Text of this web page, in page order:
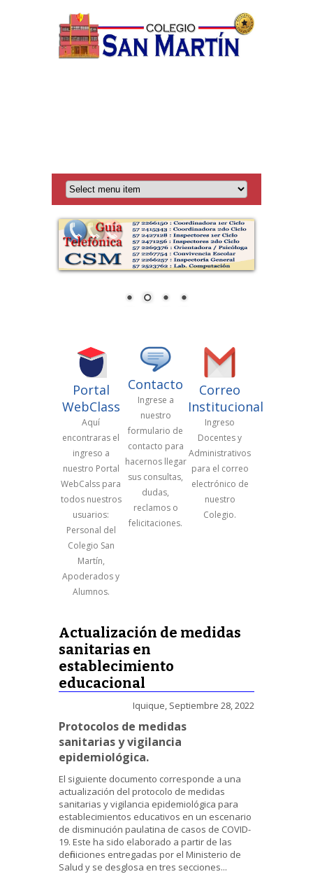
Portal
WebClass
Aquí
encontraras el
ingreso a
nuestro Portal
WebCalss para
todos nuestros
usuarios:
Personal del
Colegio San
Martín,
Apoderados y
Alumnos.
Contacto
Ingrese a
nuestro
formulario de
contacto para
hacernos llegar
sus consultas,
dudas,
reclamos o
felicitaciones.
Correo
Institucional
Ingreso
Docentes y
Administrativos
para el correo
electrónico de
nuestro
Colegio.
Actualización de medidas
sanitarias en
establecimiento
educacional
Iquique, Septiembre 28, 2022
Protocolos de medidas
sanitarias y vigilancia
epidemiológica.
El siguiente documento corresponde a una
actualización del protocolo de medidas
sanitarias y vigilancia epidemiológica para
establecimientos educativos en un escenario
de disminución paulatina de casos de COVID-
19. Este ha sido elaborado a partir de las
definiciones entregadas por el Ministerio de
Salud y se desglosa en tres secciones...